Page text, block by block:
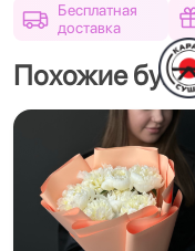
Бесплатная
доставка
Похожие